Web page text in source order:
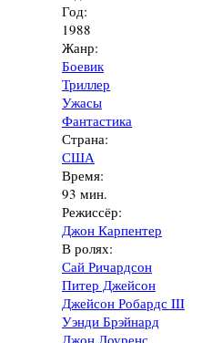
Год:
1988
Жанр:
Боевик
Триллер
Ужасы
Фантастика
Страна:
США
Время:
93 мин.
Режиссёр:
Джон Карпентер
В ролях:
Сай Ричардсон
Питер Джейсон
Джейсон Робардс III
Уэнди Брэйнард
Джон Лоуренс